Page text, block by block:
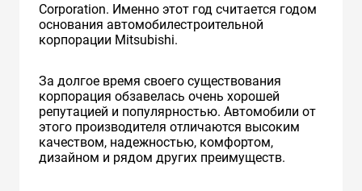
Corporation. Именно этот год считается годом
основания автомобилестроительной
корпорации Mitsubishi.
За долгое время своего существования
корпорация обзавелась очень хорошей
репутацией и популярностью. Автомобили от
этого производителя отличаются высоким
качеством, надежностью, комфортом,
дизайном и рядом других преимуществ.